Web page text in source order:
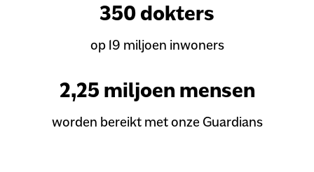
350 dokters
op 19 miljoen inwoners
2,25 miljoen mensen
worden bereikt met onze Guardians